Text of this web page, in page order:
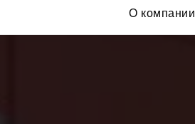
О компании